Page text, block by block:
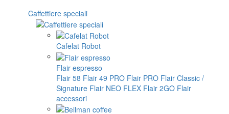
Caffettiere speciali
Cafelat Robot
Flair espresso
Flair 58 Flair 49 PRO Flair PRO Flair Classic /
Signature Flair NEO FLEX Flair 2GO Flair
accessori